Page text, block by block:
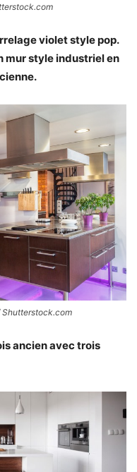
violet style pop.
mur style industriel en
ancien avec trois